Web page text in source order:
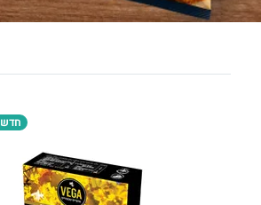
לחם, עוגות, מאפים
ממרחים ורטבים
חדש